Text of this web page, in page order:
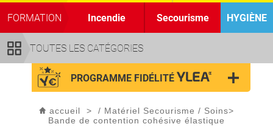
TOUTES LES CATÉGORIES
FORMATION Incendie Secourisme HYGIÈNE
PROGRAMME FIDÉLITÉ
accueil > / Matériel Secourisme / Soins>
Bande de contention cohésive élastique